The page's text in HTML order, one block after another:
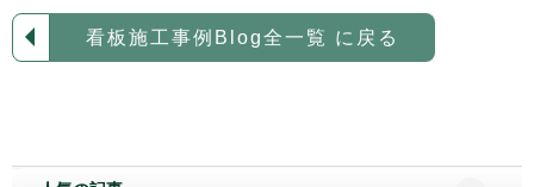
看板施工事例Blog全一覧 に戻る